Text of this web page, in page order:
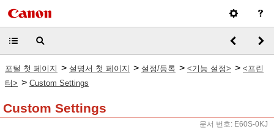
포털 첫 페이지 > 설명서 첫 페이지 > 설정/등록 > <기능 설정> > <프린
터> > Custom Settings
Custom Settings
문서 번호: E60S-0KJ